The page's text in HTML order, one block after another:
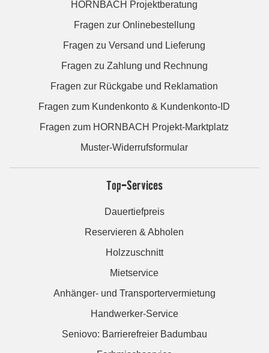
HORNBACH Projektberatung
Fragen zur Onlinebestellung
Fragen zu Versand und Lieferung
Fragen zu Zahlung und Rechnung
Fragen zur Rückgabe und Reklamation
Fragen zum Kundenkonto & Kundenkonto-ID
Fragen zum HORNBACH Projekt-Marktplatz
Muster-Widerrufsformular
Top-Services
Dauertiefpreis
Reservieren & Abholen
Holzzuschnitt
Mietservice
Anhänger- und Transportervermietung
Handwerker-Service
Seniovo: Barrierefreier Badumbau